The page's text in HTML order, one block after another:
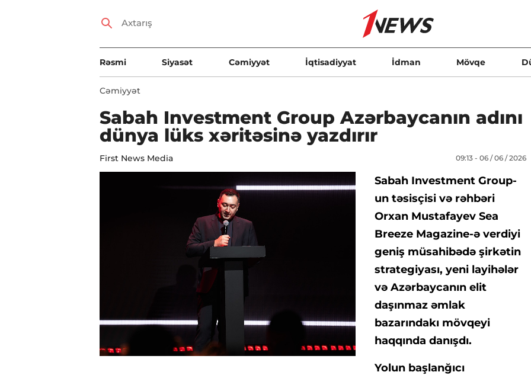
Rəsmi Siyasət Cəmiyyət İqtisadiyyat İdman Mövqe
Cəmiyyət
Sabah Investment Group Azərbaycanın adını
dünya lüks xəritəsinə yazdırır
First News Media 09:13 - 06 / 06 / 2026
Sabah Investment Group-
un təsisçisi və rəhbəri
Orxan Mustafayev Sea
Breeze Magazine-ə verdiyi
geniş müsahibədə şirkətin
strategiyası, yeni layihələr
və Azərbaycanın elit
daşınmaz əmlak
bazarındakı mövqeyi
haqqında danışdı.
Yolun başlanğıcı